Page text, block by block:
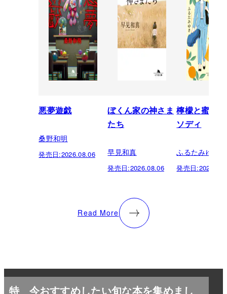
悪夢遊戯
桑野和明
発売日:2026.08.06
ぼくん家の神さま
たち
早見和真
発売日:2026.08.06
檸檬と蜜柑
ソディ
ふるたみゆき
発売日:
Read More
特
今おすすめしたい旬な本を集めまし